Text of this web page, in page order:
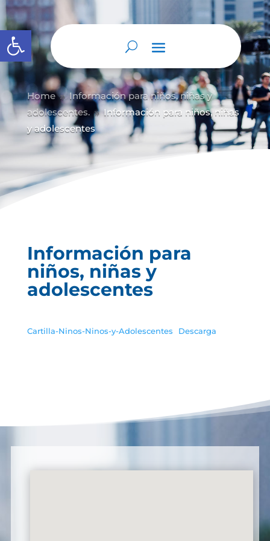
Abrir barra de herramientas
Home 9 Información para niños, niñas y
adolescentes. 9 Información para niños, niñas
y adolescentes
Información para
niños, niñas y
adolescentes
Cartilla-Ninos-Ninos-y-Adolescentes Descarga